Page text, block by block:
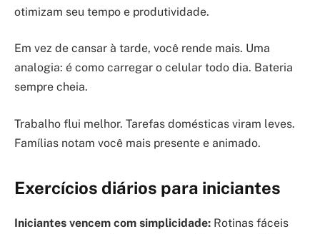
otimizam seu tempo e produtividade.
Em vez de cansar à tarde, você rende mais. Uma
analogia: é como carregar o celular todo dia. Bateria
sempre cheia.
Trabalho flui melhor. Tarefas domésticas viram leves.
Famílias notam você mais presente e animado.
Exercícios diários para iniciantes
Iniciantes vencem com simplicidade: Rotinas fáceis